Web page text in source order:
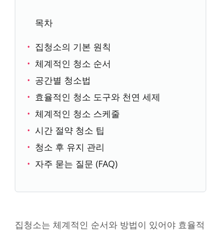
목차
집청소의 기본 원칙
체계적인 청소 순서
공간별 청소법
효율적인 청소 도구와 천연 세제
체계적인 청소 스케줄
시간 절약 청소 팁
청소 후 유지 관리
자주 묻는 질문 (FAQ)
집청소는 체계적인 순서와 방법이 있어야 효율적